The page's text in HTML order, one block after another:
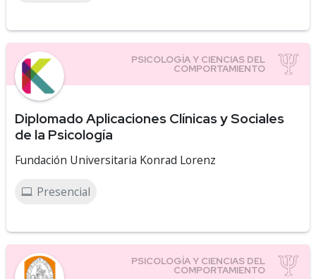
Diplomado Aplicaciones Clínicas y Sociales
de la Psicología
Fundación Universitaria Konrad Lorenz
Presencial